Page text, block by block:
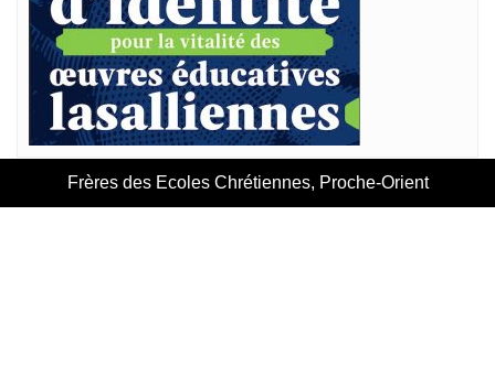
Frères des Ecoles Chrétiennes, Proche-Orient